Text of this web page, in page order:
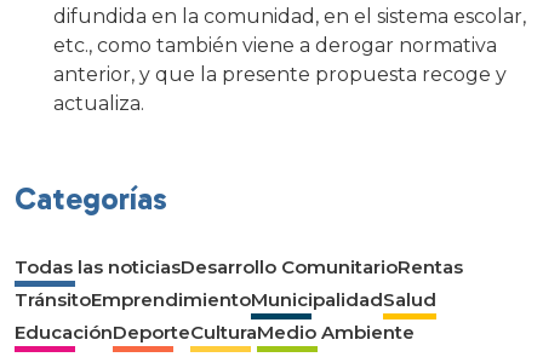
difundida en la comunidad, en el sistema escolar,
etc., como también viene a derogar normativa
anterior, y que la presente propuesta recoge y
actualiza.
Categorías
Todas las noticiasDesarrollo ComunitarioRentas
TránsitoEmprendimientoMunicipalidadSalud
EducaciónDeporteCulturaMedio Ambiente